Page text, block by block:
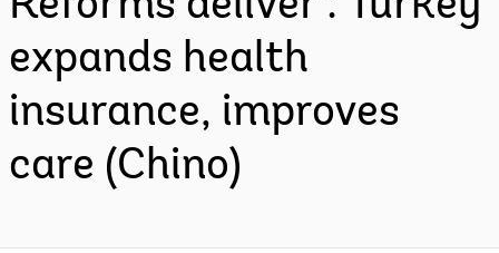
expands health
insurance, improves
care (Chino)